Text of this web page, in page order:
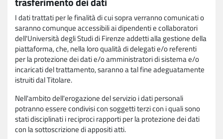
I dati trattati per le finalità di cui sopra verranno comunicati o
saranno comunque accessibili ai dipendenti e collaboratori
dell'Università degli Studi di Firenze addetti alla gestione della
piattaforma, che, nella loro qualità di delegati e/o referenti
per la protezione dei dati e/o amministratori di sistema e/o
incaricati del trattamento, saranno a tal fine adeguatamente
istruiti dal Titolare.
Nell'ambito dell'erogazione del servizio i dati personali
potranno essere condivisi con soggetti terzi con i quali sono
stati disciplinati i reciproci rapporti per la protezione dei dati
con la sottoscrizione di appositi atti.